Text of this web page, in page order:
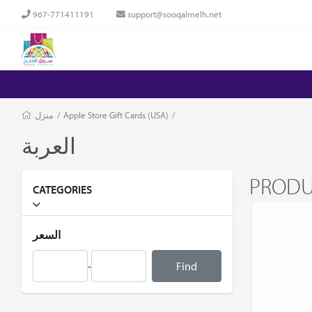
967-771411191 support@sooqalmelh.net
منزل / Apple Store Gift Cards (USA) /
العربة
CATEGORIES
السعر
-